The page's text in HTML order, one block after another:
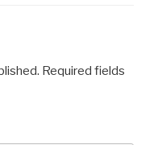
Required fields